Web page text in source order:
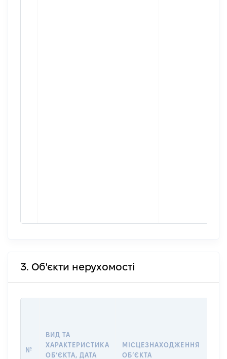
3. Об'єкти нерухомості
№
ВИД ТА
ХАРАКТЕРИСТИКА
ОБʼЄКТА, ДАТА
МІСЦЕЗНАХОДЖЕННЯ
ОБʼЄКТА